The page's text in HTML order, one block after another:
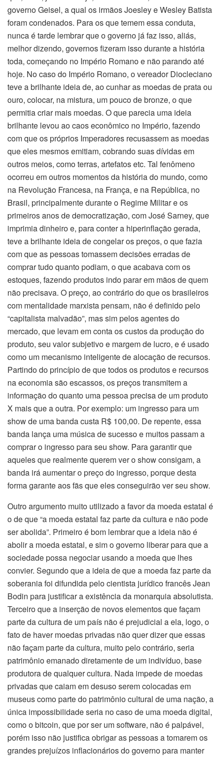
governo Geisel, a qual os irmãos Joesley e Wesley Batista
foram condenados. Para os que temem essa conduta,
nunca é tarde lembrar que o governo já faz isso, aliás,
melhor dizendo, governos fizeram isso durante a história
toda, começando no Império Romano e não parando até
hoje. No caso do Império Romano, o vereador Diocleciano
teve a brilhante ideia de, ao cunhar as moedas de prata ou
ouro, colocar, na mistura, um pouco de bronze, o que
permitia criar mais moedas. O que parecia uma ideia
brilhante levou ao caos econômico no Império, fazendo
com que os próprios Imperadores recusassem as moedas
que eles mesmos emitiam, cobrando suas dívidas em
outros meios, como terras, artefatos etc. Tal fenômeno
ocorreu em outros momentos da história do mundo, como
na Revolução Francesa, na França, e na República, no
Brasil, principalmente durante o Regime Militar e os
primeiros anos de democratização, com José Sarney, que
imprimia dinheiro e, para conter a hiperinflação gerada,
teve a brilhante ideia de congelar os preços, o que fazia
com que as pessoas tomassem decisões erradas de
comprar tudo quanto podiam, o que acabava com os
estoques, fazendo produtos indo parar em mãos de quem
não precisava. O preço, ao contrário do que os brasileiros
com mentalidade marxista pensam, não é definido pelo
“capitalista malvadão”, mas sim pelos agentes do
mercado, que levam em conta os custos da produção do
produto, seu valor subjetivo e margem de lucro, e é usado
como um mecanismo inteligente de alocação de recursos.
Partindo do princípio de que todos os produtos e recursos
na economia são escassos, os preços transmitem a
informação do quanto uma pessoa precisa de um produto
X mais que a outra. Por exemplo: um ingresso para um
show de uma banda custa R$ 100,00. De repente, essa
banda lança uma música de sucesso e muitos passam a
comprar o ingresso para seu show. Para garantir que
aqueles que realmente querem ver o show consigam, a
banda irá aumentar o preço do ingresso, porque desta
forma garante aos fãs que eles conseguirão ver seu show.
Outro argumento muito utilizado a favor da moeda estatal é
o de que “a moeda estatal faz parte da cultura e não pode
ser abolida”. Primeiro é bom lembrar que a ideia não é
abolir a moeda estatal, e sim o governo liberar para que a
sociedade possa negociar usando a moeda que lhes
convier. Segundo que a ideia de que a moeda faz parte da
soberania foi difundida pelo cientista jurídico francês Jean
Bodin para justificar a existência da monarquia absolutista.
Terceiro que a inserção de novos elementos que façam
parte da cultura de um país não é prejudicial a ela, logo, o
fato de haver moedas privadas não quer dizer que essas
não façam parte da cultura, muito pelo contrário, seria
patrimônio emanado diretamente de um indivíduo, base
produtora de qualquer cultura. Nada impede de moedas
privadas que caiam em desuso serem colocadas em
museus como parte do patrimônio cultural de uma nação, a
única impossibilidade seria no caso de uma moeda digital,
como o bitcoin, que por ser um software, não é palpável,
porém isso não justifica obrigar as pessoas a tomarem os
grandes prejuízos inflacionários do governo para manter